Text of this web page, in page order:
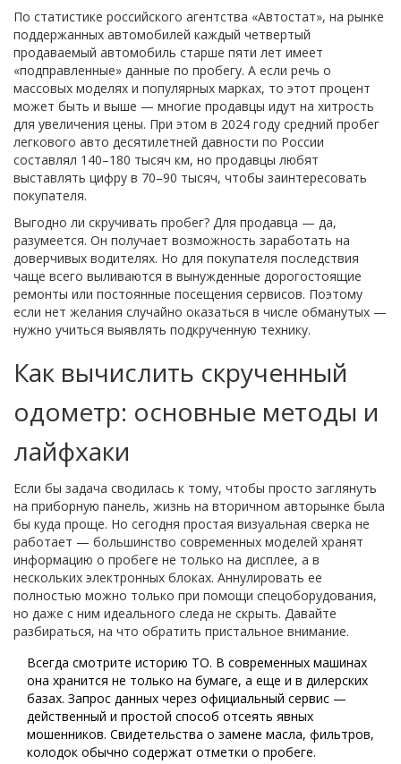
По статистике российского агентства «Автостат», на рынке
поддержанных автомобилей каждый четвертый
продаваемый автомобиль старше пяти лет имеет
«подправленные» данные по пробегу. А если речь о
массовых моделях и популярных марках, то этот процент
может быть и выше — многие продавцы идут на хитрость
для увеличения цены. При этом в 2024 году средний пробег
легкового авто десятилетней давности по России
составлял 140–180 тысяч км, но продавцы любят
выставлять цифру в 70–90 тысяч, чтобы заинтересовать
покупателя.
Выгодно ли скручивать пробег? Для продавца — да,
разумеется. Он получает возможность заработать на
доверчивых водителях. Но для покупателя последствия
чаще всего выливаются в вынужденные дорогостоящие
ремонты или постоянные посещения сервисов. Поэтому
если нет желания случайно оказаться в числе обманутых —
нужно учиться выявлять подкрученную технику.
Как вычислить скрученный
одометр: основные методы и
лайфхаки
Если бы задача сводилась к тому, чтобы просто заглянуть
на приборную панель, жизнь на вторичном авторынке была
бы куда проще. Но сегодня простая визуальная сверка не
работает — большинство современных моделей хранят
информацию о пробеге не только на дисплее, а в
нескольких электронных блоках. Аннулировать ее
полностью можно только при помощи спецоборудования,
но даже с ним идеального следа не скрыть. Давайте
разбираться, на что обратить пристальное внимание.
Всегда смотрите историю ТО. В современных машинах
она хранится не только на бумаге, а еще и в дилерских
базах. Запрос данных через официальный сервис —
действенный и простой способ отсеять явных
мошенников. Свидетельства о замене масла, фильтров,
колодок обычно содержат отметки о пробеге.